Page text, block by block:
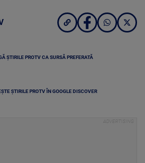
ȘTIRILE PROTV CA SURSĂ PREFERATĂ
ȘTIRILE PROTV ÎN GOOGLE DISCOVER